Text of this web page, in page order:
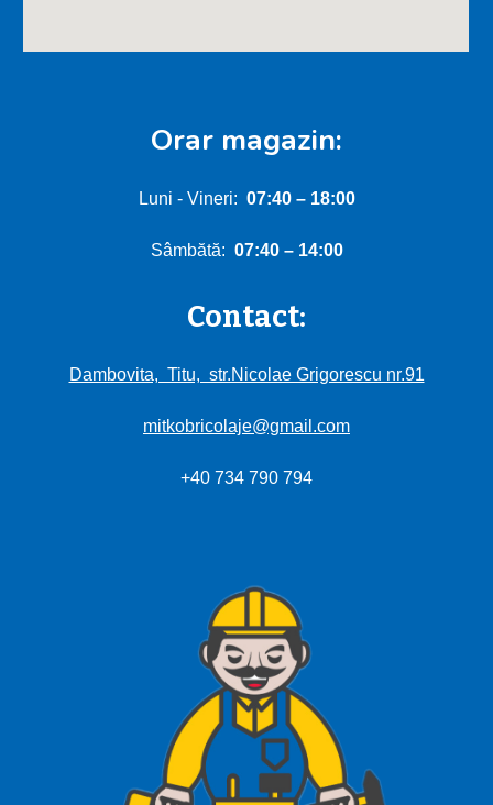
Orar magazin:
Luni - Vineri: 07:40– 18:00
Sâmbătă: 07:40 – 14:00
Contact:
Dambovita, Titu, str.Nicolae Grigorescu nr.91
mitkobricolaje@gmail.com
+40 734 790 794